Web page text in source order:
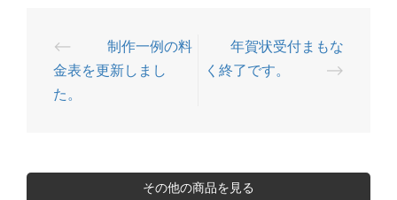
投
稿
ナ
⟵
制作一例の料
金表を更新しまし
た。
年賀状受付まもな
く終了です。
⟶
その他の商品を見る